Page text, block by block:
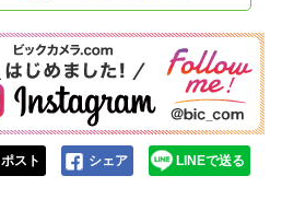
ポスト シェア LINEで送る